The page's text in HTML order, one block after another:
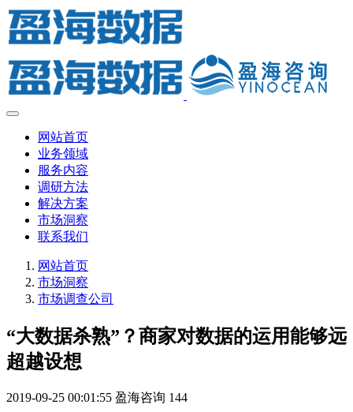
网站首页
业务领域
服务内容
调研方法
解决方案
市场洞察
联系我们
网站首页
市场洞察
市场调查公司
“大数据杀熟”？商家对数据的运用能够远
超越设想
2019-09-25 00:01:55 盈海咨询 144